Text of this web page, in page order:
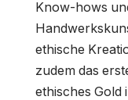
Know-hows
ethische
zudem das
ethisches Gold